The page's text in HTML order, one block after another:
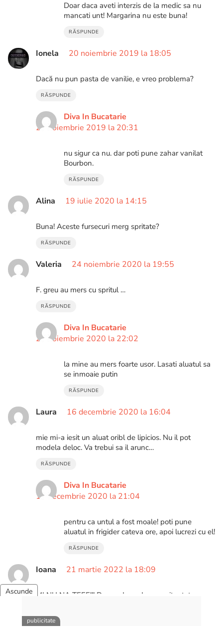
Doar daca aveti interzis de la medic sa nu
mancati unt! Margarina nu este buna!
RĂSPUNDE
Ionela 20 noiembrie 2019 la 18:05
Dacă nu pun pasta de vanilie, e vreo problema?
RĂSPUNDE
Diva In Bucatarie
21 noiembrie 2019 la 20:31
nu sigur ca nu. dar poti pune zahar vanilat
Bourbon.
RĂSPUNDE
Alina 19 iulie 2020 la 14:15
Buna! Aceste fursecuri merg spritate?
RĂSPUNDE
Valeria 24 noiembrie 2020 la 19:55
F. greu au mers cu spritul …
RĂSPUNDE
Diva In Bucatarie
24 noiembrie 2020 la 22:02
la mine au mers foarte usor. Lasati aluatul sa
se inmoaie putin
RĂSPUNDE
Laura 16 decembrie 2020 la 16:04
mie mi-a iesit un aluat oribl de lipicios. Nu il pot
modela deloc. Va trebui sa il arunc…
RĂSPUNDE
Diva In Bucatarie
17 decembrie 2020 la 21:04
pentru ca untul a fost moale! poti pune
aluatul in frigider cateva ore, apoi lucrezi cu el!
RĂSPUNDE
Ioana 21 martie 2022 la 18:09
MI NU NA TEEE!!! De cand am descoperit rețeta,
fapt, au devenit dulcele preferat al întregii familii! 🥰🙈